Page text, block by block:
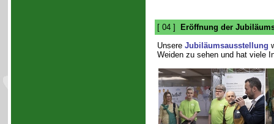
[ 04 ]
Eröffnung der
Unsere Jubiläumsausstellung
Weiden zu sehen und hat viele